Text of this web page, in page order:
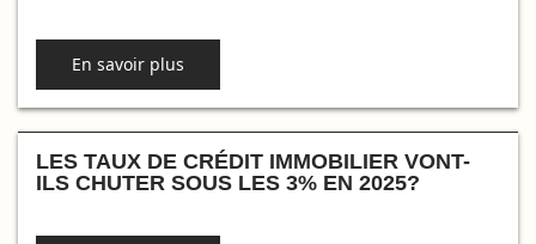
En savoir plus
LES TAUX DE CRÉDIT IMMOBILIER VONT-
ILS CHUTER SOUS LES 3% EN 2025?